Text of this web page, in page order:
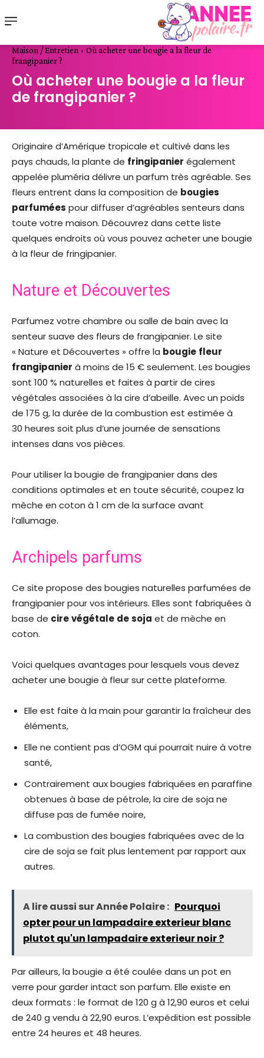
Maison / Entretien
Où acheter une bougie a la fleur de
frangipanier ?
Où acheter une bougie a la fleur
de frangipanier ?
Originaire d’Amérique tropicale et cultivé dans les
pays chauds, la plante de fringipanier également
appelée pluméria délivre un parfum très agréable. Ses
fleurs entrent dans la composition de bougies
parfumées pour diffuser d’agréables senteurs dans
toute votre maison. Découvrez dans cette liste
quelques endroits où vous pouvez acheter une bougie
à la fleur de fringipanier.
Nature et Découvertes
Parfumez votre chambre ou salle de bain avec la
senteur suave des fleurs de frangipanier. Le site
« Nature et Découvertes » offre la bougie fleur
frangipanier à moins de 15 € seulement. Les bougies
sont 100 % naturelles et faites à partir de cires
végétales associées à la cire d’abeille. Avec un poids
de 175 g, la durée de la combustion est estimée à
30 heures soit plus d’une journée de sensations
intenses dans vos pièces.
Pour utiliser la bougie de frangipanier dans des
conditions optimales et en toute sécurité, coupez la
mèche en coton à 1 cm de la surface avant
l’allumage.
Archipels parfums
Ce site propose des bougies naturelles parfumées de
frangipanier pour vos intérieurs. Elles sont fabriquées à
base de cirevégétale desoja et de mèche en
coton.
Voici quelques avantages pour lesquels vous devez
acheter une bougie à fleur sur cette plateforme.
Elle est faite à la main pour garantir la fraîcheur des
éléments,
Elle ne contient pas d’OGM qui pourrait nuire à votre
santé,
Contrairement aux bougies fabriquées en paraffine
obtenues à base de pétrole, la cire de soja ne
diffuse pas de fumée noire,
La combustion des bougies fabriquées avec de la
cire de soja se fait plus lentement par rapport aux
autres.
A lire aussi sur Année Polaire : Pourquoi
opter pour un lampadaire exterieur blanc
plutot qu'un lampadaire exterieur noir ?
Par ailleurs, la bougie a été coulée dans un pot en
verre pour garder intact son parfum. Elle existe en
deux formats : le format de 120 g à 12,90 euros et celui
de 240 g vendu à 22,90 euros. L’expédition est possible
entre 24 heures et 48 heures.